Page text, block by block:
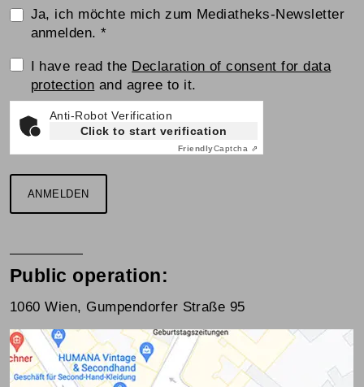
Ja, ich möchte mich zum Mediatheks-Newsletter
anmelden.*
Einwilligungserklärung
I have read the Declaration of consent for data
protection and agree to it.
Anti-Robot Verification
Click to start verification
FriendlyCaptcha ⇗
ANMELDEN
Public operation:
1060 Wien, Gumpendorfer Straße 95